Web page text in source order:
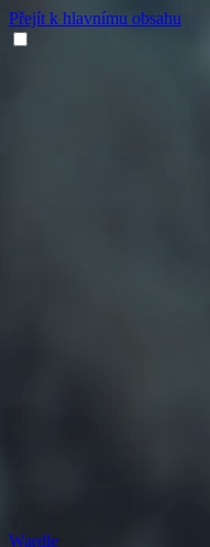
Přejít k hlavnímu obsahu
Wardle